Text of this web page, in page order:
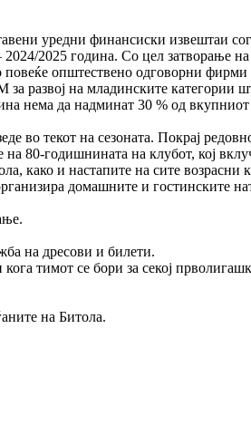
уредни финансиски извештаи
2024/2025 година. Со цел затворање
повеќе општествено одговорни
развој на младинските категории
нема да надминат 30 % од
во текот на сезоната. Покрај
80-годишнината на клубот, кој
како и настапите на сите возрасни
домашните и гостинските
на дресови и билети.
тимот се бори за секој
на Битола.